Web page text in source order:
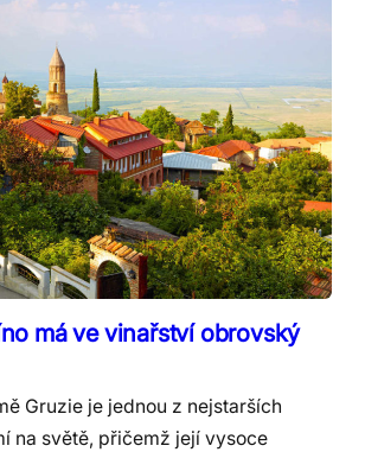
má ve vinařství obrovský
Gruzie je jednou z nejstarších
na světě, přičemž její vysoce